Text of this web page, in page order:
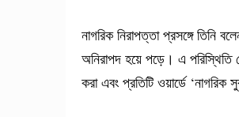
নাগরিক নিরাপত্তা প্রসঙ্গে তিনি
অনিরাপদ হয়ে পড়ে। এ পরিস্থিতি
করা এবং প্রতিটি ওয়ার্ডে ‘নাগরিক